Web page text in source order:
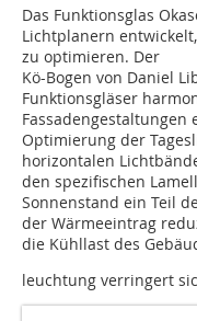
Das Funktionsglas
Lichtplanern
zu optimieren. Der
Kö-Bogen von Daniel
Funktionsgläser
Fassadengestaltungen
Optimierung der
horizontalen
den spezifischen
Sonnenstand ein Teil
der Wärmeeintrag
die Kühllast des
leuch­tung verringert